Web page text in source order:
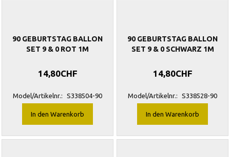
90 GEBURTSTAG BALLON
SET 9 & 0 ROT 1M
14,80CHF
Model/Artikelnr.: S338504-90
In den Warenkorb
90 GEBURTSTAG BALLON
SET 9 & 0 SCHWARZ 1M
14,80CHF
Model/Artikelnr.: S338528-90
In den Warenkorb